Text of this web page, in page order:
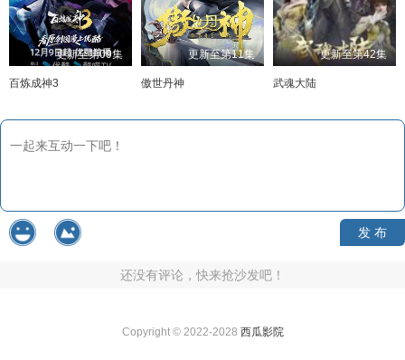
更新至第09集
百炼成神3
更新至第11集
傲世丹神
更新至第42集
武魂大陆
发 布
还没有评论，快来抢沙发吧！
Copyright © 2022-2028 西瓜影院